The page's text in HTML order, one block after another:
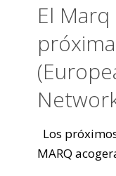
El
Los
MARQ